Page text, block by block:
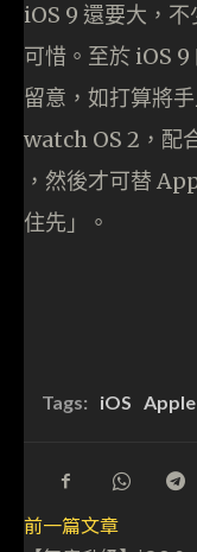
iOS 9 還要大，
可惜。至於 iOS
留意，如打算將
watch OS 2，配
，然後才可替
住先」。
Tags: iOS
前一篇文章